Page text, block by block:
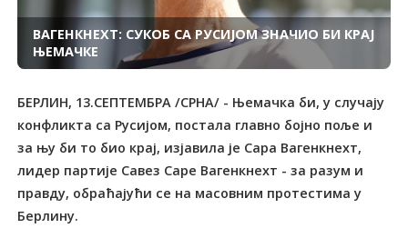
ВАГЕНКНЕХТ: СУКОБ СА РУСИЈОМ ЗНАЧИО БИ КРАЈ
ЊЕМАЧКЕ
БЕРЛИН, 13.СЕПТЕМБРА /СРНА/ - Њемачка би, у случају
конфликта са Русијом, постала главно бојно поље и
за њу би то био крај, изјавила је Сара Вагенкнехт,
лидер партије Савез Саре Вагенкнехт - за разум и
правду, обраћајући се на масовним протестима у
Берлину.